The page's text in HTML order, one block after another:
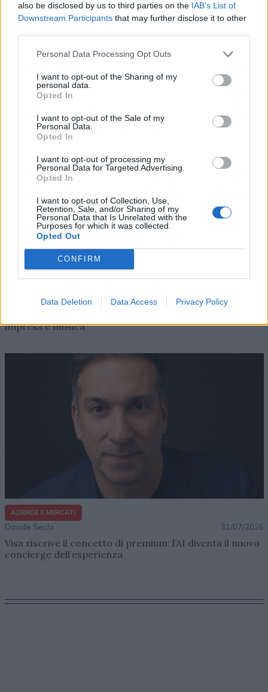
also be disclosed by us to third parties on the IAB’s List of
Downstream Participants that may further disclose it to other
Personal Data Processing Opt Outs
I want to opt-out of the Sharing of my
personal data.
Opted In
I want to opt-out of the Sale of my
Personal Data.
Opted In
I want to opt-out of processing my
Personal Data for Targeted Advertising.
Opted In
I want to opt-out of Collection, Use,
Retention, Sale, and/or Sharing of my
Personal Data that Is Unrelated with the
Purposes for which it was collected.
Opted Out
CONFIRM
Data Deletion Data Access Privacy Policy
Altri articoli che potrebbero piacerti
Dal lusso circolare all’intelligenza artificiale: come
impresa e musica
AZIENDE E MERCATI
Davide Sechi 31/07/2026
Visa riscrive il concetto di premium: l’AI diventa il nuovo
concierge dell’esperienza